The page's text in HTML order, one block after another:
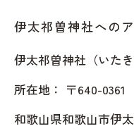
伊太祁曽神社への
伊太祁曽神社（いた
所在地： 〒640-0361
和歌山県和歌山市伊